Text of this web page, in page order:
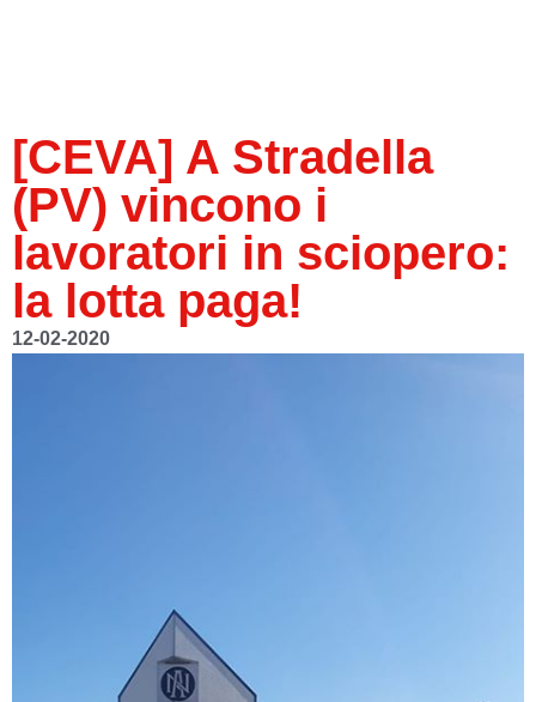
[CEVA] A Stradella
(PV) vincono i
lavoratori in sciopero:
la lotta paga!
12-02-2020